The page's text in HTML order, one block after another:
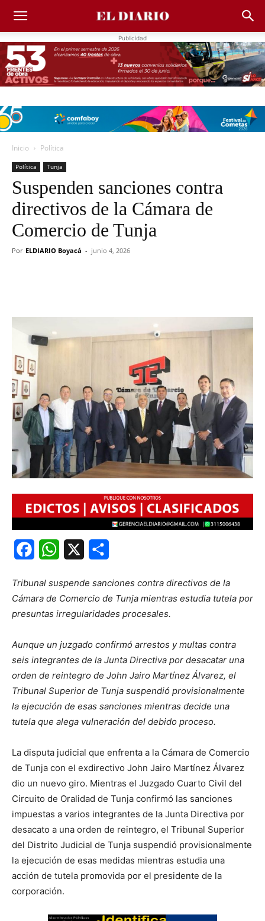
Publicidad
Inicio Política
Política Tunja
Suspenden sanciones contra
directivos de la Cámara de
Comercio de Tunja
Por ELDIARIO Boyacá - junio 4, 2026
FacebookWhatsApp
Tribunal suspende sanciones contra directivos de la
Cámara de Comercio de Tunja mientras estudia tutela por
presuntas irregularidades procesales.
Aunque un juzgado confirmó arrestos y multas contra
seis integrantes de la Junta Directiva por desacatar una
orden de reintegro de John Jairo Martínez Álvarez, el
Tribunal Superior de Tunja suspendió provisionalmente
la ejecución de esas sanciones mientras decide una
tutela que alega vulneración del debido proceso.
La disputa judicial que enfrenta a la Cámara de Comercio
de Tunja con el exdirectivo John Jairo Martínez Álvarez
dio un nuevo giro. Mientras el Juzgado Cuarto Civil del
Circuito de Oralidad de Tunja confirmó las sanciones
impuestas a varios integrantes de la Junta Directiva por
desacato a una orden de reintegro, el Tribunal Superior
del Distrito Judicial de Tunja suspendió provisionalmente
la ejecución de esas medidas mientras estudia una
acción de tutela promovida por el presidente de la
corporación.